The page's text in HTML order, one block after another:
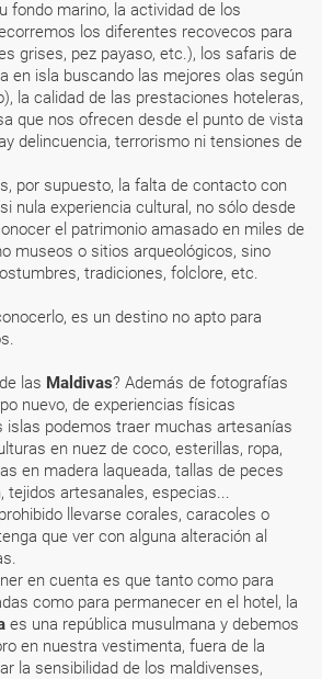
fondo marino, la actividad de los
los diferentes recovecos para
grises, pez payaso, etc.), los safaris de
en isla buscando las mejores olas según
la calidad de las prestaciones hoteleras,
que nos ofrecen desde el punto de vista
delincuencia, terrorismo ni tensiones de
por supuesto, la falta de contacto con
nula experiencia cultural, no sólo desde
el patrimonio amasado en miles de
museos o sitios arqueológicos, sino
tradiciones, folclore, etc.
es un destino no apto para
las Maldivas? Además de fotografías
nuevo, de experiencias físicas
islas podemos traer muchas artesanías
en nuez de coco, esterillas, ropa,
en madera laqueada, tallas de peces
tejidos artesanales, especias...
llevarse corales, caracoles o
que ver con alguna alteración al
en cuenta es que tanto como para
como para permanecer en el hotel, la
es una república musulmana y debemos
en nuestra vestimenta, fuera de la
la sensibilidad de los maldivenses,